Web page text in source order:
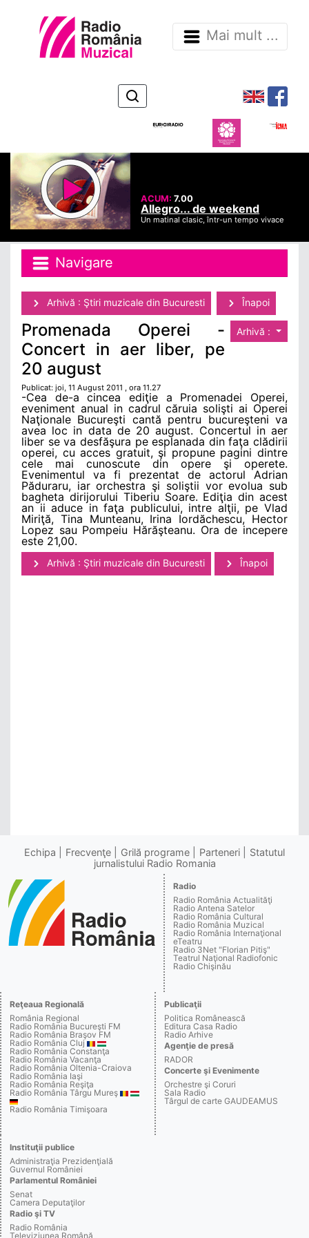
Mai mult ...
ACUM:7.00
Allegro... de weekend
Un matinal clasic, într-un tempo vivace
Navigare
Arhivă : Ştiri muzicale din Bucuresti Înapoi
Arhivă :
Promenada Operei -
Concert in aer liber, pe
20 august
Publicat: joi, 11 August 2011 , ora 11.27
-Cea de-a cincea ediţie a Promenadei Operei,
eveniment anual in cadrul căruia solişti ai Operei
Naţionale Bucureşti cantă pentru bucureşteni va
avea loc in data de 20 august. Concertul in aer
liber se va desfăşura pe esplanada din faţa clădirii
operei, cu acces gratuit, şi propune pagini dintre
cele mai cunoscute din opere şi operete.
Evenimentul va fi prezentat de actorul Adrian
Păduraru, iar orchestra şi soliştii vor evolua sub
bagheta dirijorului Tiberiu Soare. Ediţia din acest
an ii aduce in faţa publicului, intre alţii, pe Vlad
Miriţă, Tina Munteanu, Irina Iordăchescu, Hector
Lopez sau Pompeiu Hărăşteanu. Ora de incepere
este 21,00.
Arhivă : Ştiri muzicale din Bucuresti Înapoi
Echipa Frecvenţe Grilă programe Parteneri
Statutul
jurnalistului Radio Romania
Radio
Radio România Actualităţi
Radio Antena Satelor
Radio România Cultural
Radio România Muzical
Radio România Internaţional
eTeatru
Radio 3Net "Florian Pitiş"
Teatrul Naţional Radiofonic
Radio Chişinău
Reţeaua Regională
România Regional
Radio România Bucureşti FM
Radio România Braşov FM
Radio România Cluj
Radio România Constanţa
Radio România Vacanţa
Radio România Oltenia-Craiova
Radio România Iaşi
Radio România Reşiţa
Radio România Târgu Mureş
Radio România Timişoara
Publicaţii
Politica Românească
Editura Casa Radio
Radio Arhive
Agenţie de presă
RADOR
Concerte şi Evenimente
Orchestre şi Coruri
Sala Radio
Târgul de carte GAUDEAMUS
Instituţii publice
Administraţia Prezidenţială
Guvernul României
Parlamentul României
Senat
Camera Deputaţilor
Radio şi TV
Radio România
Televiziunea Română